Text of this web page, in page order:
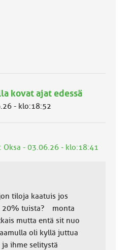
kovat ajat edessä
- klo:18:52
Oksa - 03.06.26 - klo:18:41
tiloja kaatuis jos
20% tuista? monta
mutta entä sit nuo
oli kyllä juttua
ihme selitystä